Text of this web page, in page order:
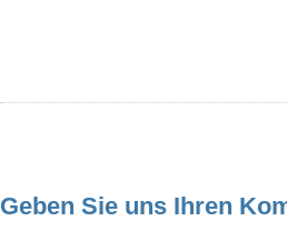
Geben Sie uns Ihren